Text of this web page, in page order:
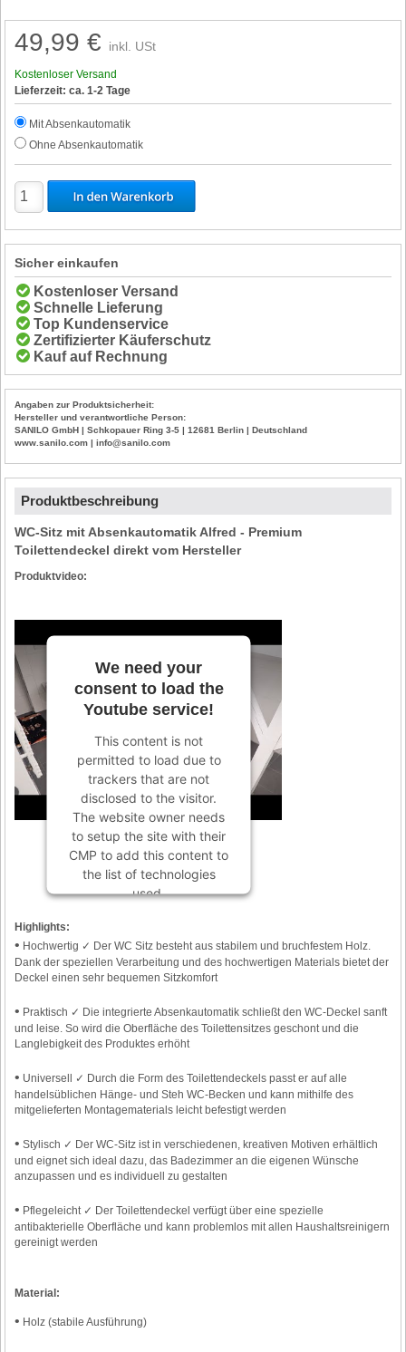
49,99 € inkl. USt
Kostenloser Versand
Lieferzeit: ca. 1-2 Tage
Mit Absenkautomatik
Ohne Absenkautomatik
Sicher einkaufen
Kostenloser Versand
Schnelle Lieferung
Top Kundenservice
Zertifizierter Käuferschutz
Kauf auf Rechnung
Angaben zur Produktsicherheit:
Hersteller und verantwortliche Person:
SANILO GmbH | Schkopauer Ring 3-5 | 12681 Berlin | Deutschland
www.sanilo.com | info@sanilo.com
Produktbeschreibung
WC-Sitz mit Absenkautomatik Alfred - Premium
Toilettendeckel direkt vom Hersteller
Produktvideo:
We need your
consent to load the
Youtube service!
This content is not
permitted to load due to
trackers that are not
disclosed to the visitor.
The website owner needs
to setup the site with their
CMP to add this content to
the list of technologies
used.
Consent Management
Platform
Highlights:
• Hochwertig ✓ Der WC Sitz besteht aus stabilem und bruchfestem Holz.
Dank der speziellen Verarbeitung und des hochwertigen Materials bietet der
Deckel einen sehr bequemen Sitzkomfort
• Praktisch ✓ Die integrierte Absenkautomatik schließt den WC-Deckel sanft
und leise. So wird die Oberfläche des Toilettensitzes geschont und die
Langlebigkeit des Produktes erhöht
• Universell ✓ Durch die Form des Toilettendeckels passt er auf alle
handelsüblichen Hänge- und Steh WC-Becken und kann mithilfe des
mitgelieferten Montagematerials leicht befestigt werden
• Stylisch ✓ Der WC-Sitz ist in verschiedenen, kreativen Motiven erhältlich
und eignet sich ideal dazu, das Badezimmer an die eigenen Wünsche
anzupassen und es individuell zu gestalten
• Pflegeleicht ✓ Der Toilettendeckel verfügt über eine spezielle
antibakterielle Oberfläche und kann problemlos mit allen Haushaltsreinigern
gereinigt werden
Material:
• Holz (stabile Ausführung)